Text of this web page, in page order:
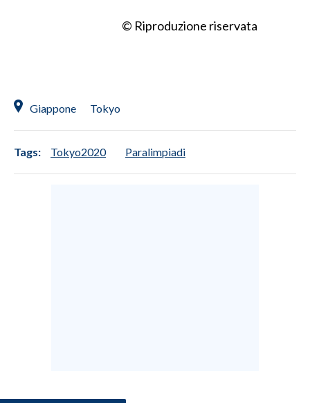
INFO AZIENDE
ABBONATI
ANNUNCI
NECROLOGI
© Riproduzione riservata
Giappone Tokyo
Tags: Tokyo2020 Paralimpiadi